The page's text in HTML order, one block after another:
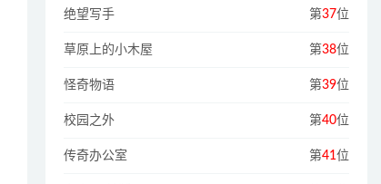
绝望写手 第37位
草原上的小木屋 第38位
怪奇物语 第39位
校园之外 第40位
传奇办公室 第41位